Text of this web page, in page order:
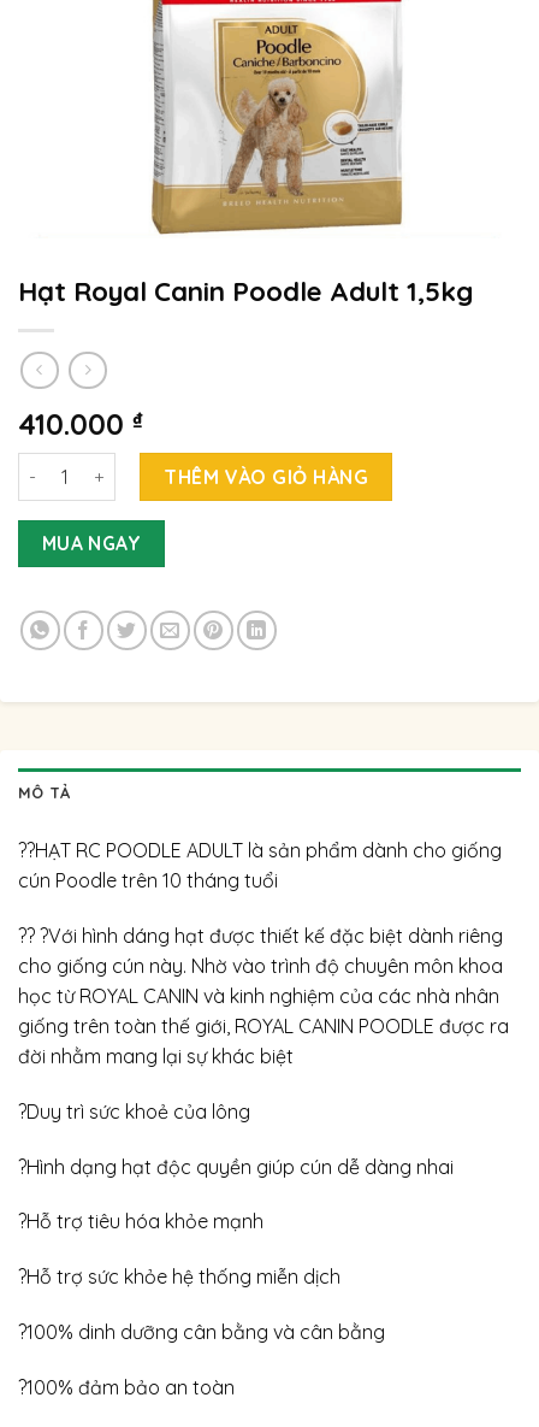
Hạt Royal Canin Poodle Adult 1,5kg
410.000 ₫
Hạt Royal Canin Poodle Adult 1,5kg số lượng
THÊM VÀO GIỎ HÀNG
MUA NGAY
MÔ TẢ
??HẠT RC POODLE ADULT là sản phẩm dành cho giống
cún Poodle trên 10 tháng tuổi
?? ?Với hình dáng hạt được thiết kế đặc biệt dành riêng
cho giống cún này. Nhờ vào trình độ chuyên môn khoa
học từ ROYAL CANIN và kinh nghiệm của các nhà nhân
giống trên toàn thế giới, ROYAL CANIN POODLE được ra
đời nhằm mang lại sự khác biệt
?Duy trì sức khoẻ của lông
?Hình dạng hạt độc quyền giúp cún dễ dàng nhai
?Hỗ trợ tiêu hóa khỏe mạnh
?Hỗ trợ sức khỏe hệ thống miễn dịch
?100% dinh dưỡng cân bằng và cân bằng
?100% đảm bảo an toàn